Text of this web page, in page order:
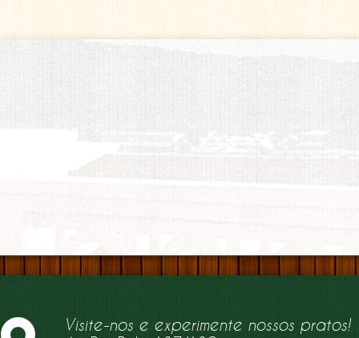
Visite-nos e experimente nossos pratos!